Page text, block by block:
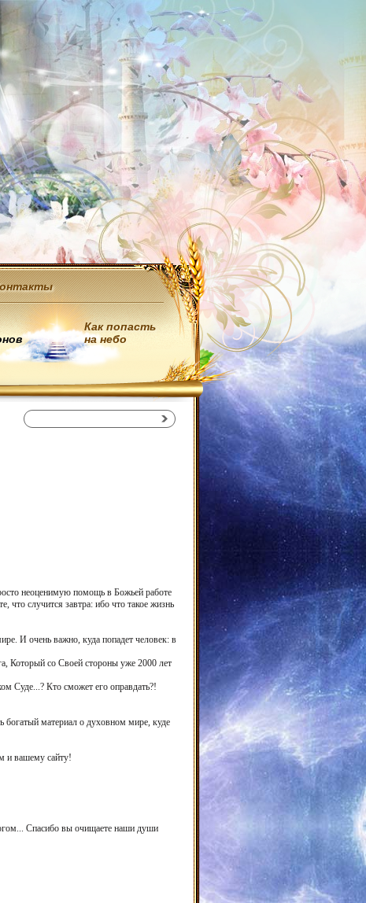
Как попасть
на небо
неоценимую помощь в Божьей работе
случится завтра: ибо что такое жизнь
И очень важно, куда попадет человек: в
Который со Своей стороны уже 2000 лет
Суде...? Кто сможет его оправдать?!
богатый материал о духовном мире, куде
и вашему сайту!
Спасибо вы очищаете наши души